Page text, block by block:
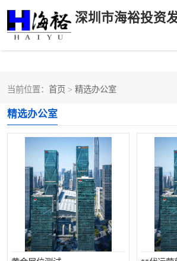
当前位置： 首页 > 精选办公室
精选办公室
科技园中区 南山
深圳
福田中心区写字楼租赁 宝安
深圳宝安 福田
罗湖水贝 南山